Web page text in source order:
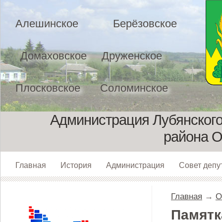
Алешинское Берёзовское
Домаховское Друженское
Плосковское Соломинское
Главная История Администрация Совет
Администрация
района
Главная →